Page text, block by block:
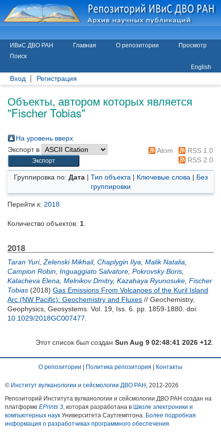
ИВиС ДВО РАН Главная О репозитории
Просмотр
Поиск
English
Вход Регистрация
Объекты, автором которых является
"Fischer Tobias"
На уровень вверх
Экспорт в
Atom
RSS 1.0
RSS 2.0
Группировка по: Дата| Тип объекта | Ключевые слова | Без
группировки
Перейти к: 2018
Количество объектов: 1
2018
Taran Yuri, Zelenski Mikhail, Chaplygin Ilya Malik Natalia
Campion Robin Inguaggiato Salvatore Pokrovsky Boris
Kalacheva Elena Melnikov Dmitry, Kazahaya Ryunosuke Fischer
Tobias (2018) Gas Emissions From Volcanoes of the Kuril Island
Arc (NW Pacific): Geochemistry and Fluxes // Geochemistry,
Geophysics, Geosystems. Vol. 19, Iss. 6. pp. 1859-1880. doi:
10.1029/2018GC007477
Этот список был создан Sun Aug 9 02:48:41 2026 +12
О репозитории Политика репозитория Контакты
© Институт вулканологии и сейсмологии ДВО РАН , 2012-2026
Репозиторий Института вулканологии и сейсмологии ДВО РАН создан на
платформе EPrints 3, которая разработана в Школе электроники и
компьютерных наук Университета Саутгемптона. Более подробная
информация о разработчиках программного обеспечения.